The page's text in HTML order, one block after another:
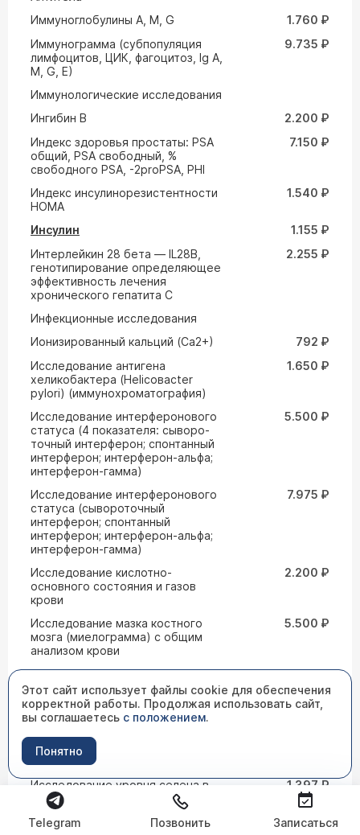
Иммуноглобулины А, М, G
1.760 ₽
Иммунограмма (субпопуляция
лимфоцитов, ЦИК, фагоцитоз, Ig A,
M, G, Е)
9.735 ₽
Иммунологические исследования
Ингибин В
2.200 ₽
Индекс здоровья простаты: PSA
общий, PSA свободный, %
свободного PSA, -2proPSA, PHI
7.150 ₽
Индекс инсулинорезистентности
HOMA
1.540 ₽
Инсулин
1.155 ₽
Интерлейкин 28 бета — IL28B,
генотипирование определяющее
эффективность лечения
хронического гепатита С
2.255 ₽
Инфекционные исследования
Ионизированный кальций (Са2+)
792 ₽
Исследование антигена
хеликобактера (Helicoвacter
pylori) (иммунохроматография)
1.650 ₽
Исследование интерферонового
статуса (4 показателя: сыворо-
точный интерферон; спонтанный
интерферон; интерферон-альфа;
интерферон-гамма)
5.500 ₽
Исследование интерферонового
статуса (сывороточный
интерферон; спонтанный
интерферон; интерферон-альфа;
интерферон-гамма)
7.975 ₽
Исследование кислотно-
основного состояния и газов
крови
2.200 ₽
Исследование мазка костного
мозга (миелограмма) с общим
анализом крови
5.500 ₽
исследование на токсины «А» и
«В» Cloctridium difficle - кал
1.870 ₽
Исследование уровня меди в
волосах
1.397 ₽
Исследование уровня меди в
Исследование уровня селена в
волосах
1.397 ₽
Исследование уровня селена в
1.397 ₽
Этот сайт использует файлы cookie для обеспечения
корректной работы. Продолжая использовать сайт,
вы соглашаетесь с положением.
Понятно
Telegram Позвонить Записаться